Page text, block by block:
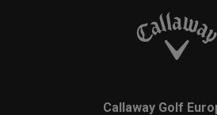
Callaway Golf